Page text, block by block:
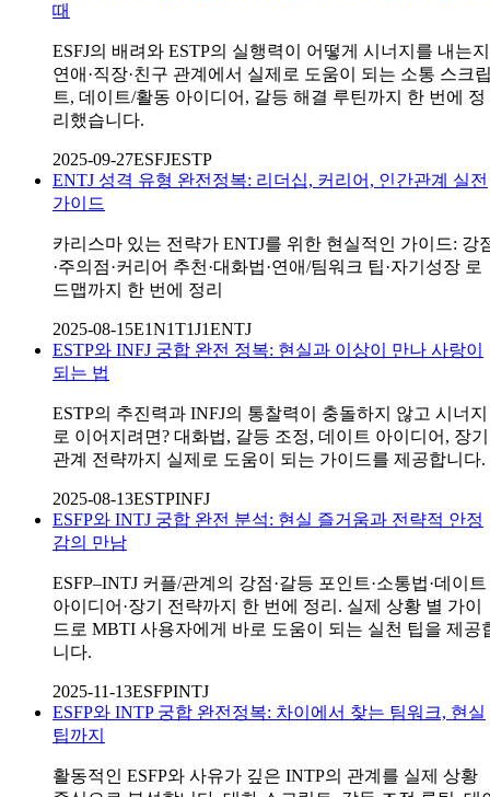
때
ESFJ의 배려와 ESTP의 실행력이 어떻게 시너지를 내는
연애·직장·친구 관계에서 실제로 도움이 되는 소통 스크
트, 데이트/활동 아이디어, 갈등 해결 루틴까지 한 번에 정
리했습니다.
2025-09-27ESFJESTP
ENTJ 성격 유형 완전정복: 리더십, 커리어, 인간관계 실전
가이드
카리스마 있는 전략가 ENTJ를 위한 현실적인 가이드: 강
·주의점·커리어 추천·대화법·연애/팀워크 팁·자기성장 로
드맵까지 한 번에 정리
2025-08-15E1N1T1J1ENTJ
ESTP와 INFJ 궁합 완전 정복: 현실과 이상이 만나 사랑이
되는 법
ESTP의 추진력과 INFJ의 통찰력이 충돌하지 않고 시너지
로 이어지려면? 대화법, 갈등 조정, 데이트 아이디어, 장기
관계 전략까지 실제로 도움이 되는 가이드를 제공합니다.
2025-08-13ESTPINFJ
ESFP와 INTJ 궁합 완전 분석: 현실 즐거움과 전략적 안정
감의 만남
ESFP–INTJ 커플/관계의 강점·갈등 포인트·소통법·데이트
아이디어·장기 전략까지 한 번에 정리. 실제 상황 별 가이
드로 MBTI 사용자에게 바로 도움이 되는 실천 팁을 제공
니다.
2025-11-13ESFPINTJ
ESFP와 INTP 궁합 완전정복: 차이에서 찾는 팀워크, 현실
팁까지
활동적인 ESFP와 사유가 깊은 INTP의 관계를 실제 상황